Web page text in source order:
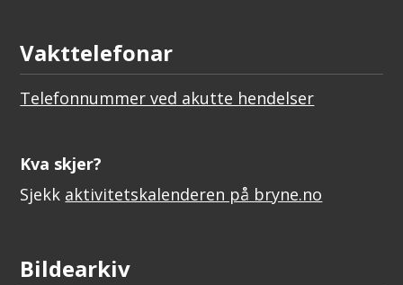
Vakttelefonar
Telefonnummer ved akutte hendelser
Kva skjer?
Sjekk aktivitetskalenderen på bryne.no
Bildearkiv